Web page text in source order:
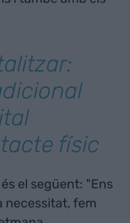
físic
el següent: "Ens
necessitat, fem